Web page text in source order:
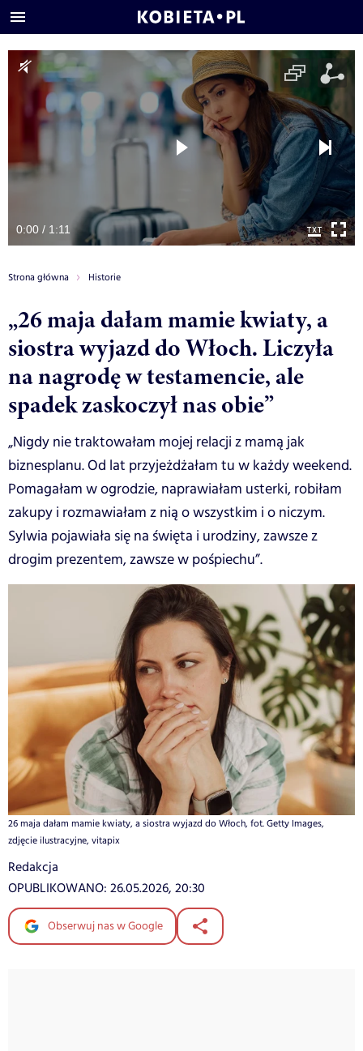
0:00 / 1:11
Strona główna Historie
„26 maja dałam mamie kwiaty, a
siostra wyjazd do Włoch. Liczyła
na nagrodę w testamencie, ale
spadek zaskoczył nas obie”
„Nigdy nie traktowałam mojej relacji z mamą jak
biznesplanu. Od lat przyjeżdżałam tu w każdy weekend.
Pomagałam w ogrodzie, naprawiałam usterki, robiłam
zakupy i rozmawiałam z nią o wszystkim i o niczym.
Sylwia pojawiała się na święta i urodziny, zawsze z
drogim prezentem, zawsze w pośpiechu”.
26 maja dałam mamie kwiaty, a siostra wyjazd do Włoch, fot. Getty Images,
zdjęcie ilustracyjne, vitapix
Redakcja
OPUBLIKOWANO: 26.05.2026, 20:30
Obserwuj nas w Google